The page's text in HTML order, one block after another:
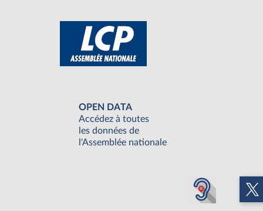
OPEN DATA
Accédez à toutes
les données de
l'Assemblée nationale